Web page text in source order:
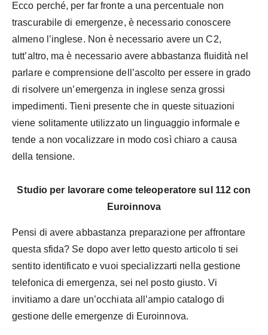
Ecco perché, per far fronte a una percentuale non
trascurabile di emergenze, è necessario conoscere
almeno l’inglese. Non è necessario avere un C2,
tutt’altro, ma è necessario avere abbastanza fluidità nel
parlare e comprensione dell’ascolto per essere in grado
di risolvere un’emergenza in inglese senza grossi
impedimenti. Tieni presente che in queste situazioni
viene solitamente utilizzato un linguaggio informale e
tende a non vocalizzare in modo così chiaro a causa
della tensione.
Studio per lavorare come teleoperatore sul 112 con
Euroinnova
Pensi di avere abbastanza preparazione per affrontare
questa sfida? Se dopo aver letto questo articolo ti sei
sentito identificato e vuoi specializzarti nella gestione
telefonica di emergenza, sei nel posto giusto. Vi
invitiamo a dare un’occhiata all’ampio catalogo di
gestione delle emergenze di Euroinnova.